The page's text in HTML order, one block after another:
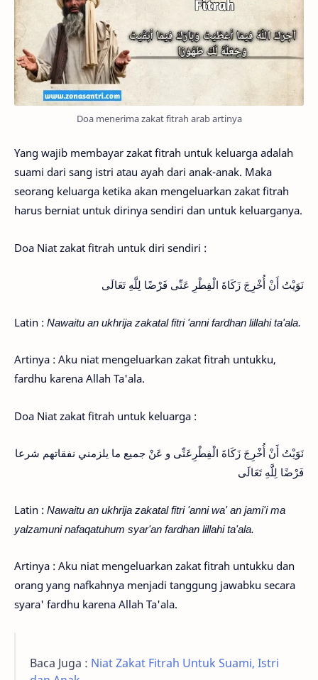
Doa menerima zakat fitrah arab artinya
Yang wajib membayar zakat fitrah untuk keluarga adalah
suami dari sang istri atau ayah dari anak-anak. Maka
seorang keluarga ketika akan mengeluarkan zakat fitrah
harus berniat untuk dirinya sendiri dan untuk keluarganya.
Doa Niat zakat fitrah untuk diri sendiri :
نَوَيْتُ أَنْ أُخْرِجَ زَكَاةَ الْفِطْرِ عَنِّى فَرْضًا لِلَّهِ تَعَالَى
Latin : Nawaitu an ukhrija zakatal fitri 'anni fardhan lillahi ta'ala.
Artinya : Aku niat mengeluarkan zakat fitrah untukku,
fardhu karena Allah Ta'ala.
Doa Niat zakat fitrah untuk keluarga :
نَوَيْتُ أَنْ أُخْرِجَ زَكَاةَ الْفِطْرِعَنِّى و عَنْ جميع ما يلزمني نفقاتهم شرعا
فَرْضًا لِلَّهِ تَعَالَى
Latin : Nawaitu an ukhrija zakatal fitri 'anni wa' an jami'i ma
yalzamuni nafaqatuhum syar'an fardhan lillahi ta'ala.
Artinya : Aku niat mengeluarkan zakat fitrah untukku dan
orang yang nafkahnya menjadi tanggung jawabku secara
syara' fardhu karena Allah Ta'ala.
Baca Juga : Niat Zakat Fitrah Untuk Suami, Istri